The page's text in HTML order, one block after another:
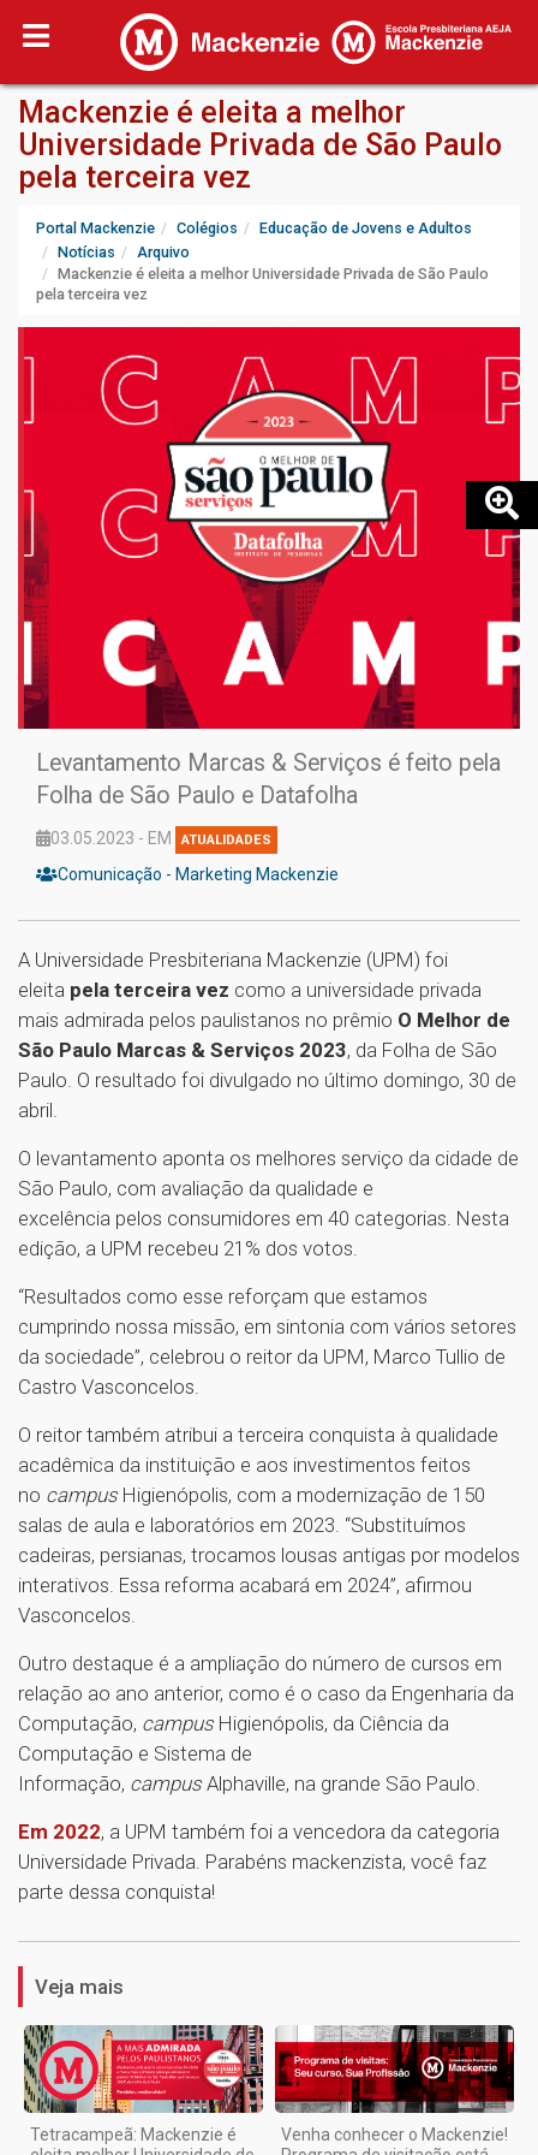
Mackenzie é eleita a melhor
Universidade Privada de São Paulo
pela terceira vez
Portal Mackenzie Colégios
Educação de Jovens e Adultos
Notícias
Arquivo
Mackenzie é eleita a melhor Universidade Privada de São Paulo
pela terceira vez
Levantamento Marcas & Serviços é feito pela
Folha de São Paulo e Datafolha
03.05.2023 - EM ATUALIDADES
Comunicação - Marketing Mackenzie
A Universidade Presbiteriana Mackenzie (UPM) foi
eleita pela terceira vez como a universidade privada
mais admirada pelos paulistanos no prêmio O Melhor de
São Paulo Marcas & Serviços 2023, da Folha de São
Paulo. O resultado foi divulgado no último domingo, 30 de
abril.
O levantamento aponta os melhores serviço da cidade de
São Paulo, com avaliação da qualidade e
excelência pelos consumidores em 40 categorias. Nesta
edição, a UPM recebeu 21% dos votos.
“Resultados como esse reforçam que estamos
cumprindo nossa missão, em sintonia com vários setores
da sociedade”, celebrou o reitor da UPM, Marco Tullio de
Castro Vasconcelos.
O reitor também atribui a terceira conquista à qualidade
acadêmica da instituição e aos investimentos feitos
no campus Higienópolis, com a modernização de 150
salas de aula e laboratórios em 2023. “Substituímos
cadeiras, persianas, trocamos lousas antigas por modelos
interativos. Essa reforma acabará em 2024”, afirmou
Vasconcelos.
Outro destaque é a ampliação do número de cursos em
relação ao ano anterior, como é o caso da Engenharia da
Computação, campus Higienópolis, da Ciência da
Computação e Sistema de
Informação, campus Alphaville, na grande São Paulo.
Em 2022, a UPM também foi a vencedora da categoria
Universidade Privada. Parabéns mackenzista, você faz
parte dessa conquista!
Veja mais
Tetracampeã: Mackenzie é
Venha conhecer o Mackenzie!